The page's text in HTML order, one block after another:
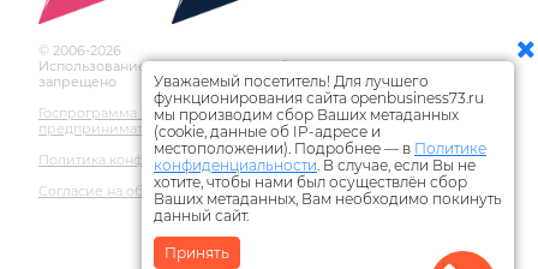
© 2006-2026
Использование материалов сайта без ссылки на источник
запрещено
Госпрограмма Ульяновской области по развитию
предпринимательства
Политика конфиденциальности
Согласие на обработку персональных данных
Уважаемый посетитель! Для лучшего
функционирования сайта openbusiness73.ru
мы производим сбор Ваших метаданных
(cookie, данные об IP-адресе и
местоположении). Подробнее — в Политике
конфиденциальности. В случае, если Вы не
хотите, чтобы нами был осуществлён сбор
Ваших метаданных, Вам необходимо покинуть
данный сайт.